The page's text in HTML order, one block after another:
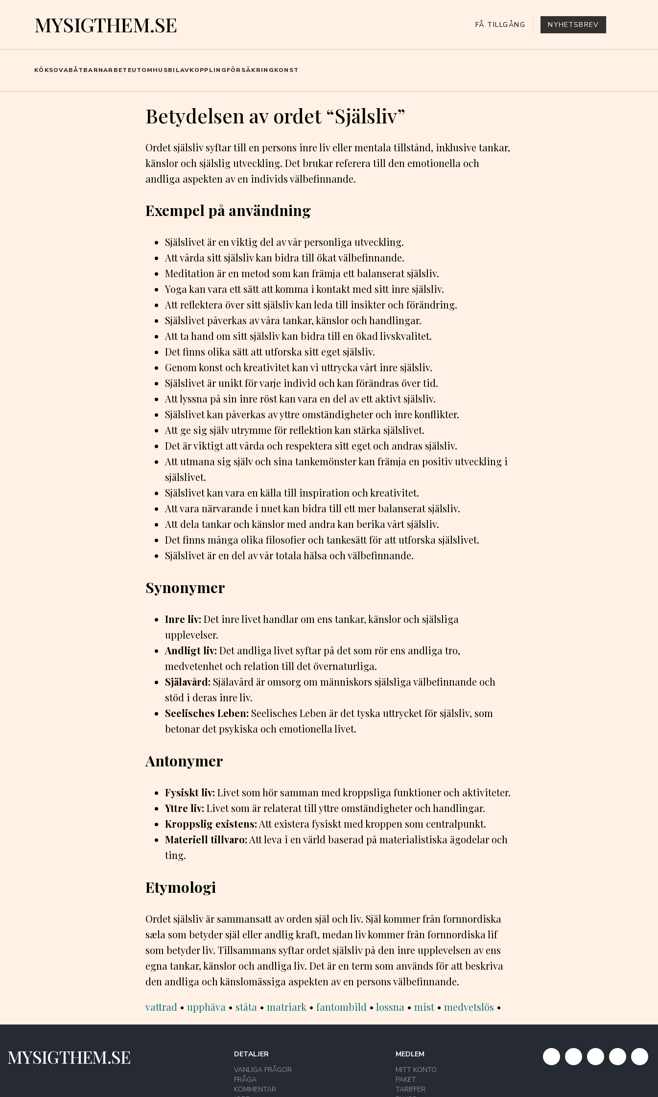
MYSIGTHEM.SE FÅ TILLGÅNG NYHETSBREV
KÖKSOVABÅTBARNARBETEUTOMHUSBILAVKOPPLINGFÖRSÄKRINGKONST
Betydelsen av ordet “Själsliv”
Ordet själsliv syftar till en persons inre liv eller mentala tillstånd, inklusive tankar,
känslor och själslig utveckling. Det brukar referera till den emotionella och
andliga aspekten av en individs välbefinnande.
Exempel på användning
Själslivet är en viktig del av vår personliga utveckling.
Att vårda sitt själsliv kan bidra till ökat välbefinnande.
Meditation är en metod som kan främja ett balanserat själsliv.
Yoga kan vara ett sätt att komma i kontakt med sitt inre själsliv.
Att reflektera över sitt själsliv kan leda till insikter och förändring.
Själslivet påverkas av våra tankar, känslor och handlingar.
Att ta hand om sitt själsliv kan bidra till en ökad livskvalitet.
Det finns olika sätt att utforska sitt eget själsliv.
Genom konst och kreativitet kan vi uttrycka vårt inre själsliv.
Själslivet är unikt för varje individ och kan förändras över tid.
Att lyssna på sin inre röst kan vara en del av ett aktivt själsliv.
Själslivet kan påverkas av yttre omständigheter och inre konflikter.
Att ge sig själv utrymme för reflektion kan stärka själslivet.
Det är viktigt att vårda och respektera sitt eget och andras själsliv.
Att utmana sig själv och sina tankemönster kan främja en positiv utveckling i
själslivet.
Själslivet kan vara en källa till inspiration och kreativitet.
Att vara närvarande i nuet kan bidra till ett mer balanserat själsliv.
Att dela tankar och känslor med andra kan berika vårt själsliv.
Det finns många olika filosofier och tankesätt för att utforska själslivet.
Själslivet är en del av vår totala hälsa och välbefinnande.
Synonymer
Inre liv: Det inre livet handlar om ens tankar, känslor och själsliga
upplevelser.
Andligt liv: Det andliga livet syftar på det som rör ens andliga tro,
medvetenhet och relation till det övernaturliga.
Själavård: Själavård är omsorg om människors själsliga välbefinnande och
stöd i deras inre liv.
Seelisches Leben: Seelisches Leben är det tyska uttrycket för själsliv, som
betonar det psykiska och emotionella livet.
Antonymer
Fysiskt liv: Livet som hör samman med kroppsliga funktioner och aktiviteter.
Yttre liv: Livet som är relaterat till yttre omständigheter och handlingar.
Kroppslig existens: Att existera fysiskt med kroppen som centralpunkt.
Materiell tillvaro: Att leva i en värld baserad på materialistiska ägodelar och
ting.
Etymologi
Ordet själsliv är sammansatt av orden själ och liv. Själ kommer från fornnordiska
sæla som betyder själ eller andlig kraft, medan liv kommer från fornnordiska lif
som betyder liv. Tillsammans syftar ordet själsliv på den inre upplevelsen av ens
egna tankar, känslor och andliga liv. Det är en term som används för att beskriva
den andliga och känslomässiga aspekten av en persons välbefinnande.
vattrad • upphäva • ståta • matriark • fantombild • lossna • mist• medvetslös •
MYSIGTHEM.SE
DETALJER
VANLIGA FRÅGOR
FRÅGA
KOMMENTAR
MEDLEM
MITT KONTO
PAKET
TARIFFER